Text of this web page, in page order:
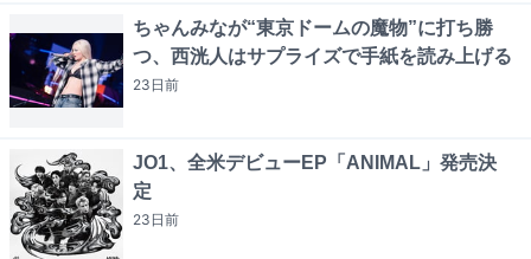
ちゃんみなが“東京ドームの魔物”に打ち勝
つ、西洸人はサプライズで手紙を読み上げる
23日前
JO1、全米デビューEP「ANIMAL」発売決
定
23日前